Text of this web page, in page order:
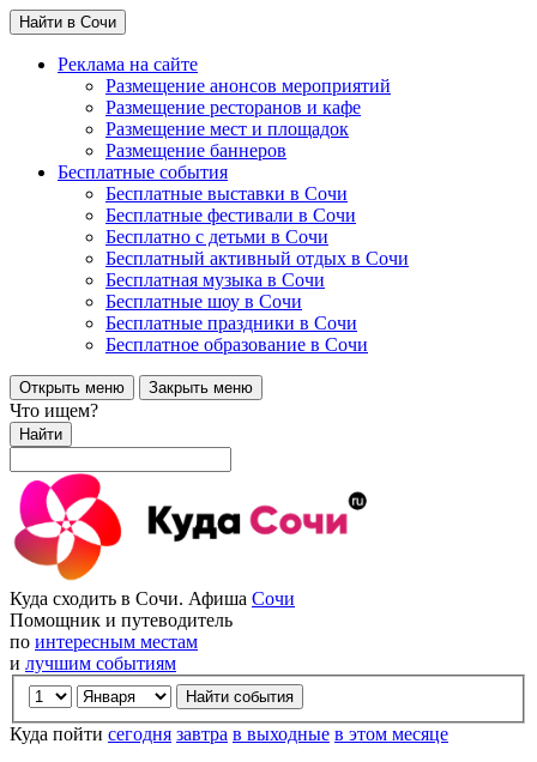
Найти в Сочи
Реклама на сайте
Размещение анонсов мероприятий
Размещение ресторанов и кафе
Размещение мест и площадок
Размещение баннеров
Бесплатные события
Бесплатные выставки в Сочи
Бесплатные фестивали в Сочи
Бесплатно с детьми в Сочи
Бесплатный активный отдых в Сочи
Бесплатная музыка в Сочи
Бесплатные шоу в Сочи
Бесплатные праздники в Сочи
Бесплатное образование в Сочи
Открыть меню Закрыть меню
Что ищем?
Найти
Куда сходить в Сочи. Афиша Сочи
Помощник и путеводитель
по интересным местам
и лучшим событиям
Куда пойти сегодня завтра в выходные в этом месяце